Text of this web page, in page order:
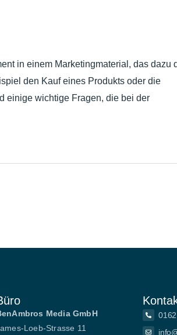
in einem Marketingmaterial, das dazu
den Kauf eines Produkts oder die
einige wichtige Fragen, die bei der
Media GmbH
Loeb-Strasse 11